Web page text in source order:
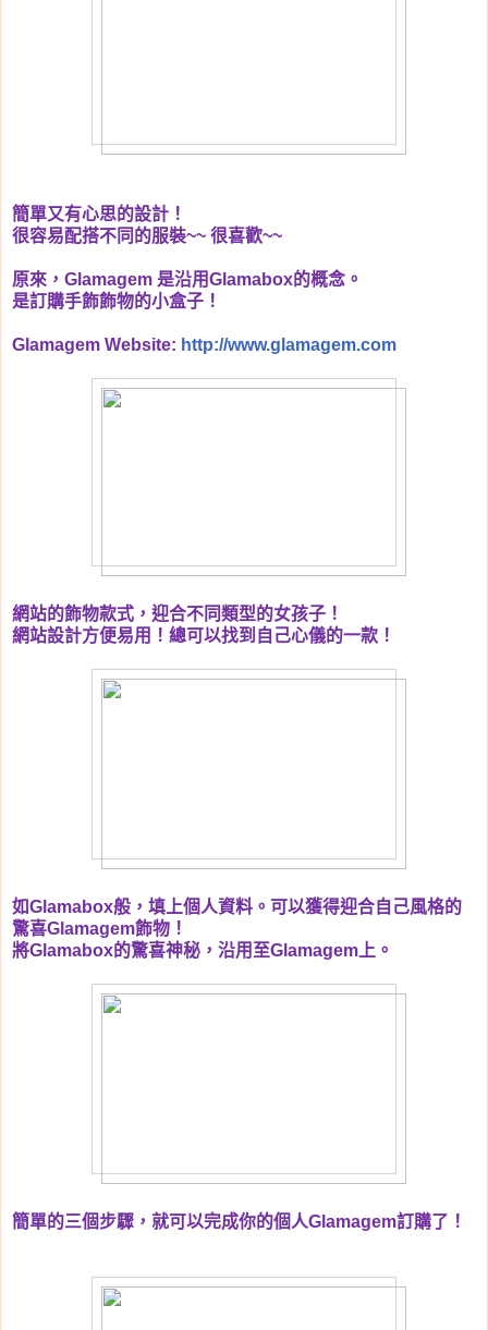
簡單又有心思的設計！
很容易配搭不同的服裝~~ 很喜歡~~
原來， Glamagem 是沿用Glamabox的概念。
是訂購手飾飾物的小盒子！
Glamagem Website: http://www.glamagem.com
網站的飾物款式，迎合不同類型的女孩子！
網站設計方便易用！總可以找到自己心儀的一款！
如Glamabox般，填上個人資料。可以獲得迎合自己風格的
驚喜Glamagem飾物！
將Glamabox的驚喜神秘，沿用至Glamagem上。
簡單的三個步驟，就可以完成你的個人Glamagem訂購了！